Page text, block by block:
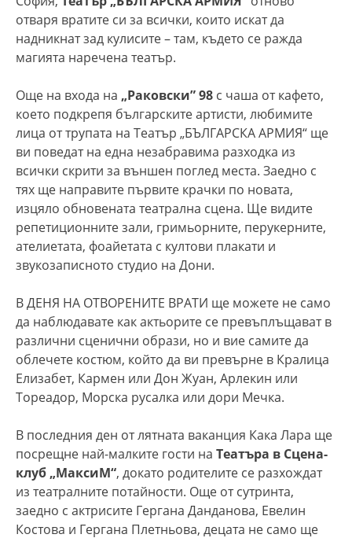
отваря вратите си за всички, които искат да
надникнат зад кулисите – там, където се ражда
магията наречена театър.
Още на входа на „Раковски” 98 с чаша от кафето,
което подкрепя българските артисти, любимите
лица от трупата на Театър „БЪЛГАРСКА АРМИЯ“ ще
ви поведат на една незабравима разходка из
всички скрити за външен поглед места. Заедно с
тях ще направите първите крачки по новата,
изцяло обновената театрална сцена. Ще видите
репетиционните зали, гримьорните, перукерните,
ателиетата, фоайетата с култови плакати и
звукозаписното студио на Дони.
В ДЕНЯ НА ОТВОРЕНИТЕ ВРАТИ ще можете не само
да наблюдавате как актьорите се превъплъщават в
различни сценични образи, но и вие самите да
облечете костюм, който да ви превърне в Кралица
Елизабет, Кармен или Дон Жуан, Арлекин или
Тореадор, Морска русалка или дори Мечка.
В последния ден от лятната ваканция Кака Лара ще
посрещне най-малките гости на Театъра в Сцена-
клуб „МаксиМ“, докато родителите се разхождат
из театралните потайности. Още от сутринта,
заедно с актрисите Гергана Данданова, Евелин
Костова и Гергана Плетньова, децата не само ще